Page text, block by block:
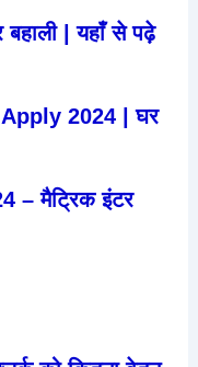
| यहाँ से पढ़े
2024 | घर
– मैट्रिक इंटर